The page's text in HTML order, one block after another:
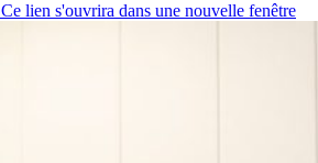
Ce lien s'ouvrira dans une nouvelle fenêtre